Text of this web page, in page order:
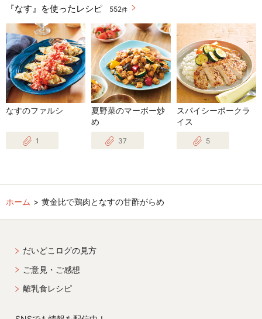
『なす』を使ったレシピ 552件
なすのファルシ
1
夏野菜のマーボー炒
め
37
スパイシーポークラ
イス
5
ホーム 黄金比で鶏肉となすの甘酢がらめ
だいどこログの見方
ご意見・ご感想
離乳食レシピ